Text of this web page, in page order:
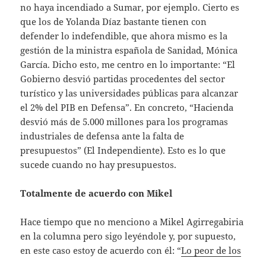
no haya incendiado a Sumar, por ejemplo. Cierto es
que los de Yolanda Díaz bastante tienen con
defender lo indefendible, que ahora mismo es la
gestión de la ministra española de Sanidad, Mónica
García. Dicho esto, me centro en lo importante: “El
Gobierno desvió partidas procedentes del sector
turístico y las universidades públicas para alcanzar
el 2% del PIB en Defensa”. En concreto, “Hacienda
desvió más de 5.000 millones para los programas
industriales de defensa ante la falta de
presupuestos” (El Independiente). Esto es lo que
sucede cuando no hay presupuestos.
Totalmente de acuerdo con Mikel
Hace tiempo que no menciono a Mikel Agirregabiria
en la columna pero sigo leyéndole y, por supuesto,
en este caso estoy de acuerdo con él: “Lo peor de los